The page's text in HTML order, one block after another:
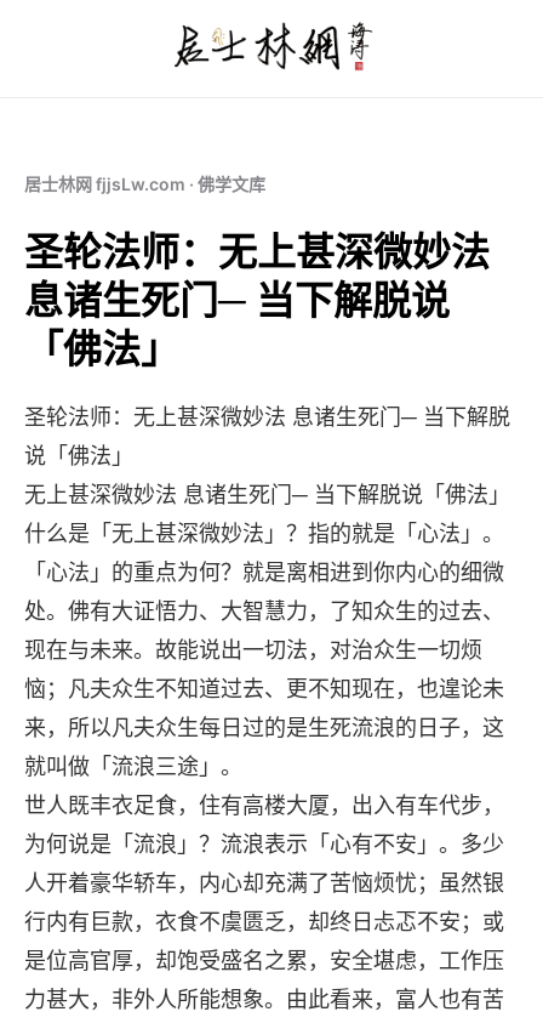
居士林网 fjjsLw.com · 佛学文库
圣轮法师：无上甚深微妙法
息诸生死门─ 当下解脱说
「佛法」
圣轮法师：无上甚深微妙法 息诸生死门─ 当下解脱
说「佛法」
无上甚深微妙法 息诸生死门─ 当下解脱说「佛法」
什么是「无上甚深微妙法」？指的就是「心法」。
「心法」的重点为何？就是离相进到你内心的细微
处。佛有大证悟力、大智慧力，了知众生的过去、
现在与未来。故能说出一切法，对治众生一切烦
恼；凡夫众生不知道过去、更不知现在，也遑论未
来，所以凡夫众生每日过的是生死流浪的日子，这
就叫做「流浪三途」。
世人既丰衣足食，住有高楼大厦，出入有车代步，
为何说是「流浪」？流浪表示「心有不安」。多少
人开着豪华轿车，内心却充满了苦恼烦忧；虽然银
行内有巨款，衣食不虞匮乏，却终日忐忑不安；或
是位高官厚，却饱受盛名之累，安全堪虑，工作压
力甚大，非外人所能想象。由此看来，富人也有苦